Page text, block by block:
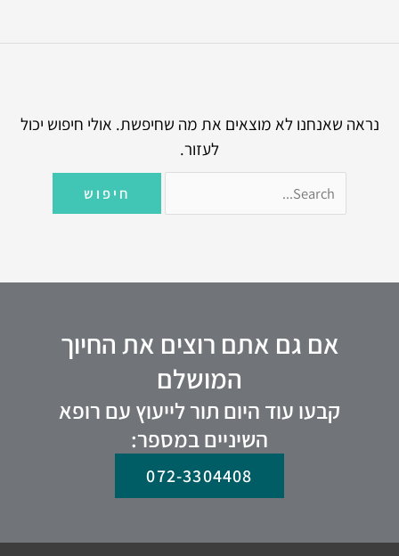
נראה שאנחנו לא מוצאים את מה שחיפשת. אולי חיפוש יכול
לעזור.
אם גם אתם רוצים את החיוך
המושלם
קבעו עוד היום תור לייעוץ עם רופא
השיניים במספר:
072-3304408